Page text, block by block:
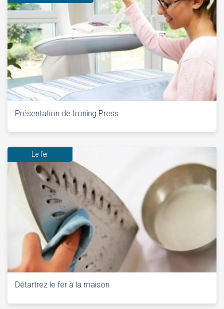
Présentation de Ironing Press
Le fer
Détartrez le fer à la maison